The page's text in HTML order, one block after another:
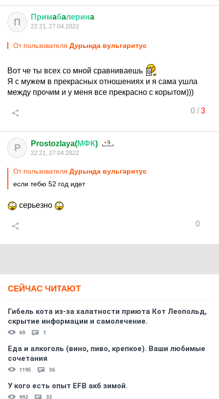
П Примaбaлеринa
22:21, 27.04.2022
От пользователя Дурында вульгаритус
Вот че ты всех со мной сравниваешь
Я с мужем в прекрасных отношениях и я сама ушла
между прочим и у меня все прекрасно с корытом)))
0/3
P Prostozlaya(МФК)
22:21, 27.04.2022
От пользователя Дурында вульгаритус
если тебю 52 год идет
серьезно
0
СЕЙЧАС ЧИТАЮТ
Гибель кота из-за халатности приюта Кот Леопольд,
скрытиe информации и самолечение.
69 1
Еда и алкоголь (вино, пиво, крепкое). Ваши любимые
сочетания
1195 36
У кого есть опыт EFB акб зимой.
992 33